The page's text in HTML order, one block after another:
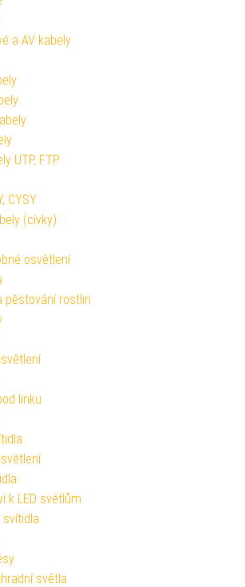
a AV kabely
UTP, FTP
CYSY
(cívky)
osvětlení
pěstování rostlin
linku
k LED světlům
svítidla
světla